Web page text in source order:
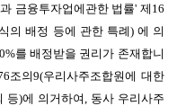
금융투자업에관한 법률' 제 16
의 배정 등에 관한 특례) 에 의
를 배정받을 권리가 존재합니
조의9(우리사주조합원에 대한
등)에 의거하여
동사 우리사주